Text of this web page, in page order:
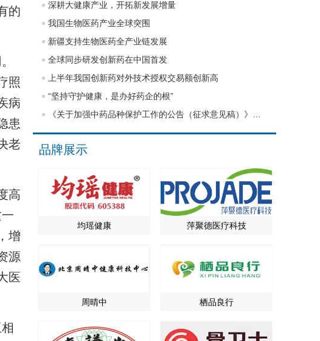
的
照
病
患
老
高
增
源
医
深耕大健康产业，开拓新发展增量
我国生物医药产业全球突围
新疆支持生物医药全产业链发展
全球同步研发创新药在中国首发
上半年我国创新药对外技术授权交易额创新高
“坚持守护健康，是办好药企的根”
品牌展示
均瑶健康 萍聚德医疗科技
周晴中 栖品良行